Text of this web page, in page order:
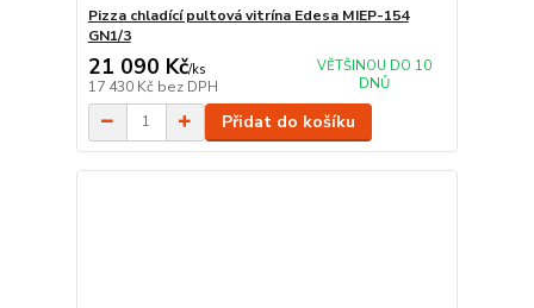
Pizza chladící pultová vitrína Edesa MIEP-154
GN1/3
21 090 Kč/ks
17 430 Kč bez DPH
VĚTŠINOU DO 10
DNŮ
Přidat do košíku